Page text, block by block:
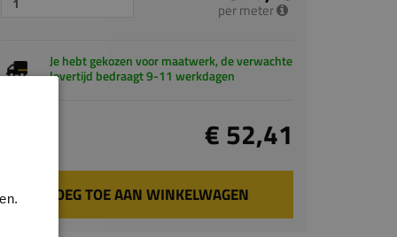
per meter
Je hebt gekozen voor maatwerk, de verwachte
levertijd bedraagt 9-11 werkdagen
€ 52,41
VOEG TOE AAN WINKELWAGEN